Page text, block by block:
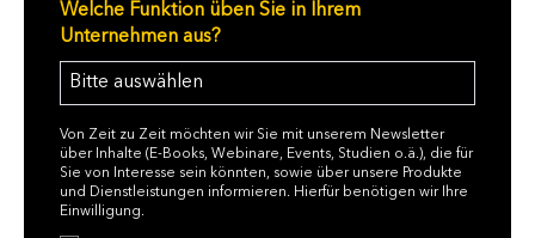
Welche Funktion üben Sie in Ihrem
Unternehmen aus?
Von Zeit zu Zeit möchten wir Sie mit unserem Newsletter
über Inhalte (E-Books, Webinare, Events, Studien o.ä.), die für
Sie von Interesse sein könnten, sowie über unsere Produkte
und Dienstleistungen informieren. Hierfür benötigen wir Ihre
Einwilligung.